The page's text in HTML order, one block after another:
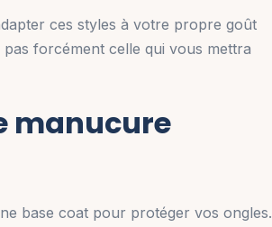
ces styles à votre propre goût
forcément celle qui vous mettra
manucure
base coat pour protéger vos ongles.